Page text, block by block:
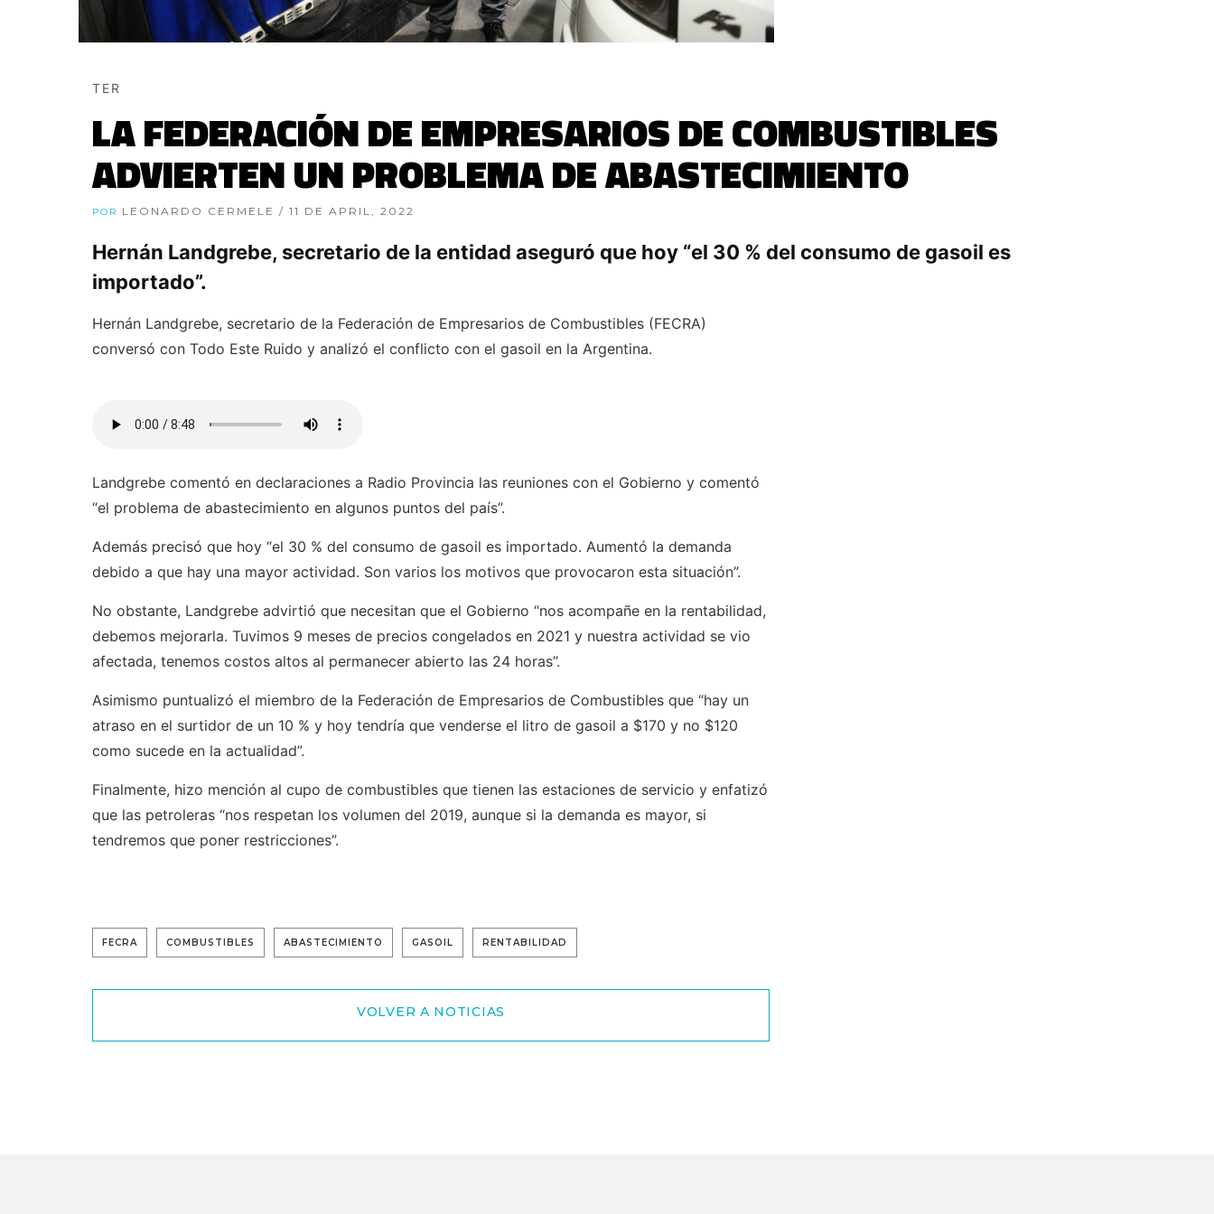
TER
LA FEDERACIÓN DE EMPRESARIOS DE COMBUSTIBLES
ADVIERTEN UN PROBLEMA DE ABASTECIMIENTO
POR LEONARDO CERMELE / 11 DE APRIL, 2022
Hernán Landgrebe, secretario de la entidad aseguró que hoy “el 30 % del consumo de gasoil es
importado”.
Hernán Landgrebe, secretario de la Federación de Empresarios de Combustibles (FECRA)
conversó con Todo Este Ruido y analizó el conflicto con el gasoil en la Argentina.
Landgrebe comentó en declaraciones a Radio Provincia las reuniones con el Gobierno y comentó
“el problema de abastecimiento en algunos puntos del país”.
Además precisó que hoy “el 30 % del consumo de gasoil es importado. Aumentó la demanda
debido a que hay una mayor actividad. Son varios los motivos que provocaron esta situación”.
No obstante, Landgrebe advirtió que necesitan que el Gobierno “nos acompañe en la rentabilidad,
debemos mejorarla. Tuvimos 9 meses de precios congelados en 2021 y nuestra actividad se vio
afectada, tenemos costos altos al permanecer abierto las 24 horas”.
Asimismo puntualizó el miembro de la Federación de Empresarios de Combustibles que “hay un
atraso en el surtidor de un 10 % y hoy tendría que venderse el litro de gasoil a $170 y no $120
como sucede en la actualidad”.
Finalmente, hizo mención al cupo de combustibles que tienen las estaciones de servicio y enfatizó
que las petroleras “nos respetan los volumen del 2019, aunque si la demanda es mayor, si
tendremos que poner restricciones”.
FECRA COMBUSTIBLES ABASTECIMIENTO GASOIL RENTABILIDAD
VOLVER A NOTICIAS